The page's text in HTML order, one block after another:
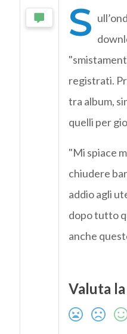
S
registrati.
tra album,
quelli per
"Mi spiace
chiudere
addio agli
dopo tutto
anche
Valuta